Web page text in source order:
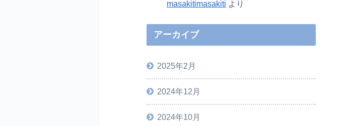
masakitimasakiti より
アーカイブ
2025年2月
2024年12月
2024年10月